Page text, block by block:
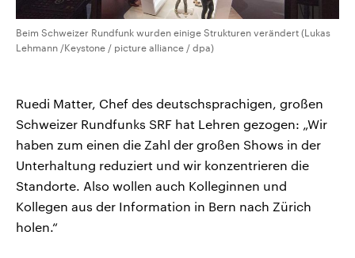
Beim Schweizer Rundfunk wurden einige Strukturen verändert (Lukas
Lehmann /Keystone / picture alliance / dpa)
Ruedi Matter, Chef des deutschsprachigen, großen
Schweizer Rundfunks SRF hat Lehren gezogen: „Wir
haben zum einen die Zahl der großen Shows in der
Unterhaltung reduziert und wir konzentrieren die
Standorte. Also wollen auch Kolleginnen und
Kollegen aus der Information in Bern nach Zürich
holen.“